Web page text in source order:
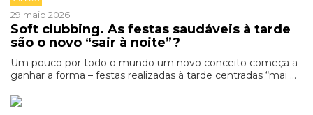
29 maio 2026
Soft clubbing. As festas saudáveis à tarde
são o novo “sair à noite”?
Um pouco por todo o mundo um novo conceito começa a
ganhar a forma – festas realizadas à tarde centradas “mai ...